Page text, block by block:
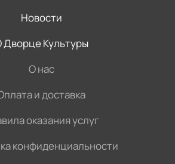
Новости
Дворце Культуры
О нас
и доставка
оказания услуг
конфиденциальности